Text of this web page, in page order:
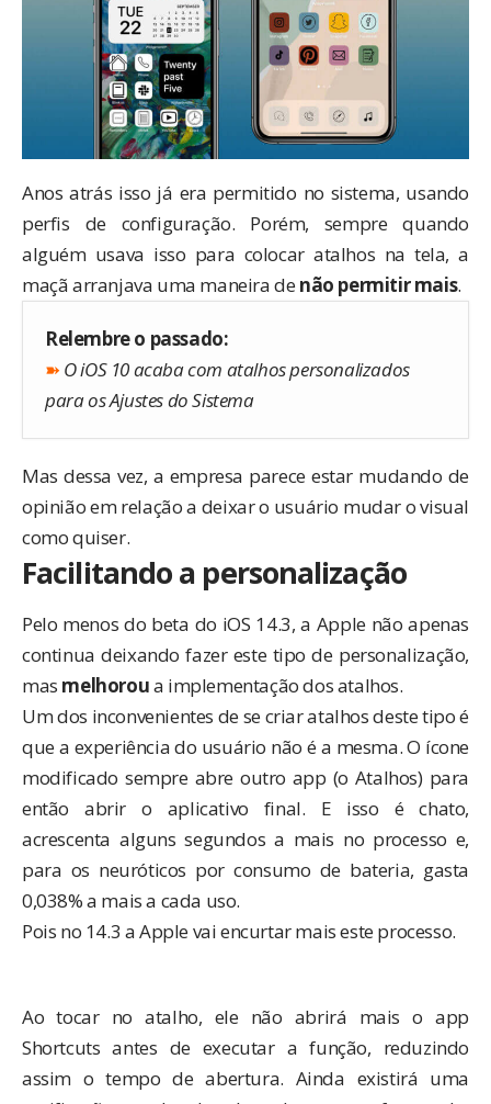
Anos atrás isso já era permitido no sistema, usando
perfis de configuração. Porém, sempre quando
alguém usava isso para colocar atalhos na tela, a
maçã arranjava uma maneira de não permitir mais.
Relembre o passado:
➽ O iOS 10 acaba com atalhos personalizados
para os Ajustes do Sistema
Mas dessa vez, a empresa parece estar mudando de
opinião em relação a deixar o usuário mudar o visual
como quiser.
Facilitando a personalização
Pelo menos do beta do iOS 14.3, a Apple não apenas
continua deixando fazer este tipo de personalização,
mas melhoroua implementação dos atalhos.
Um dos inconvenientes de se criar atalhos deste tipo é
que a experiência do usuário não é a mesma. O ícone
modificado sempre abre outro app (o Atalhos) para
então abrir o aplicativo final. E isso é chato,
acrescenta alguns segundos a mais no processo e,
para os neuróticos por consumo de bateria, gasta
0,038% a mais a cada uso.
Pois no 14.3 a Apple vai encurtar mais este processo.
Ao tocar no atalho, ele não abrirá mais o app
Shortcuts antes de executar a função, reduzindo
assim o tempo de abertura. Ainda existirá uma